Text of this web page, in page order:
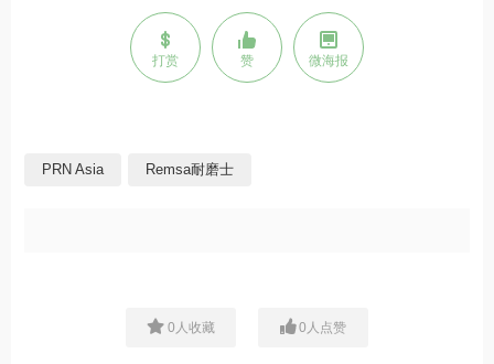
打赏 赞 微海报
PRN Asia Remsa耐磨士
0 人收藏 0 人点赞